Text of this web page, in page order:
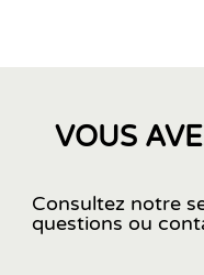
VOUS
Consultez notre
questions ou